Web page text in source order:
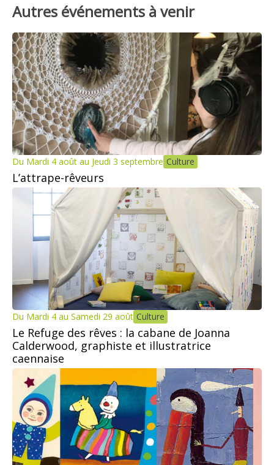
Autres événements à venir
Du Mardi 4 août au Jeudi 3 septembre Culture
L’attrape-rêveurs
Du Mardi 4 au Samedi 29 août Culture
Le Refuge des rêves : la cabane de Joanna
Calderwood, graphiste et illustratrice
caennaise